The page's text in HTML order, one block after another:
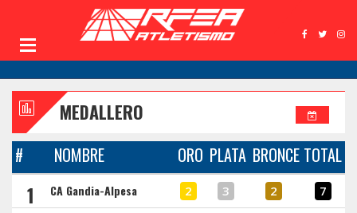
MEDALLERO
# NOMBRE ORO PLATA BRONCE TOTAL
1 CA Gandia-Alpesa 2 3 2 7